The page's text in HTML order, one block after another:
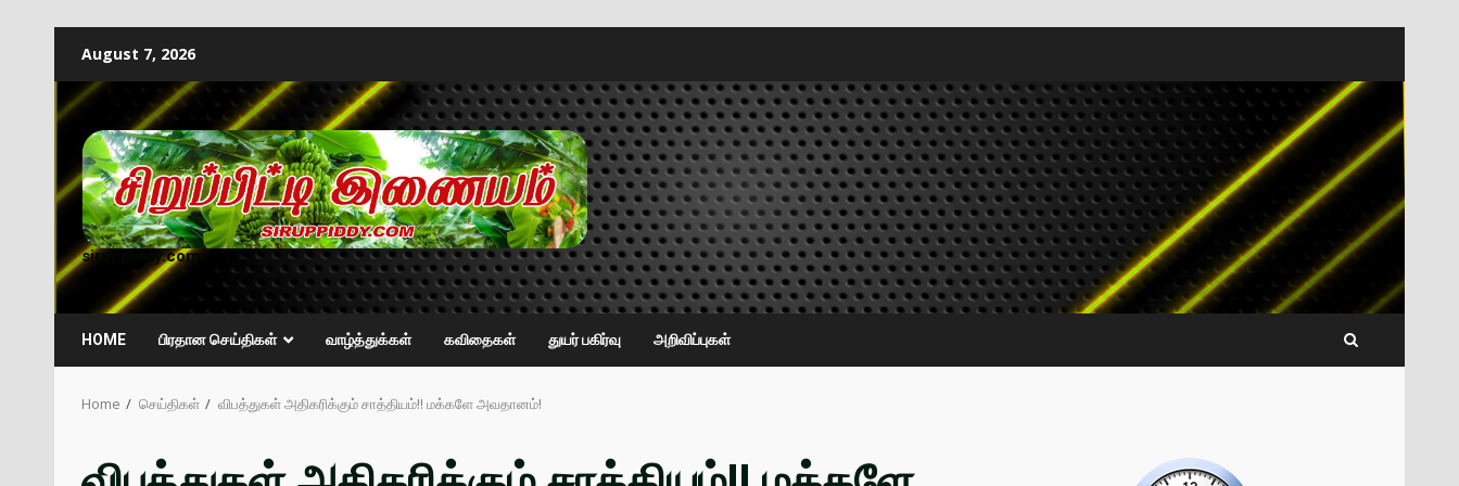
August 7, 2026
siruppiddy.com
HOME பிரதான செய்திகள் வாழ்த்துக்கள் கவிதைகள் துயர் பகிர்வு அறிவிப்புகள்
Home செய்திகள் விபத்துகள் அதிகரிக்கும் சாத்தியம்!! மக்களே அவதானம்!